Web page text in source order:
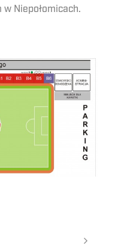
Niepołomicach.